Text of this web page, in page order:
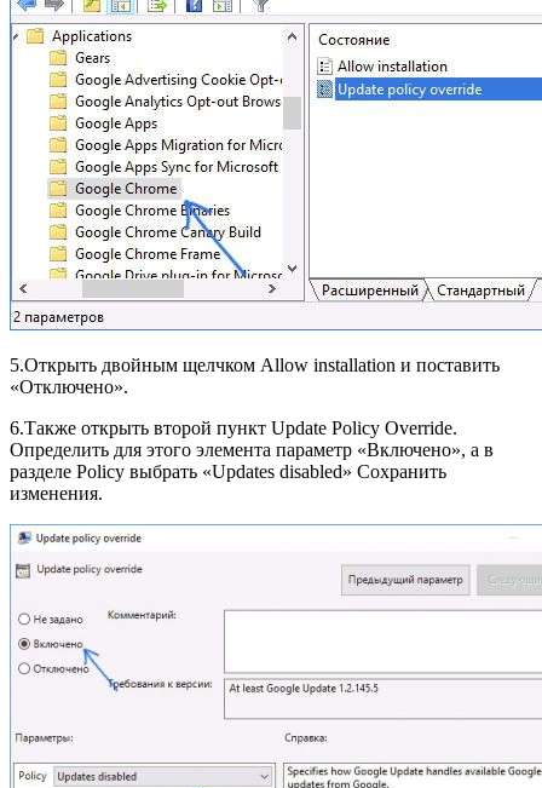
5.Открыть двойным щелчком Allow installation и поставить
«Отключено».
6.Также открыть второй пункт Update Policy Override.
Определить для этого элемента параметр «Включено», а в
разделе Policy выбрать «Updates disabled» Сохранить
изменения.